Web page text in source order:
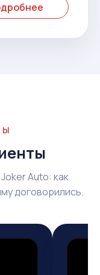
Auto: как
договорились.